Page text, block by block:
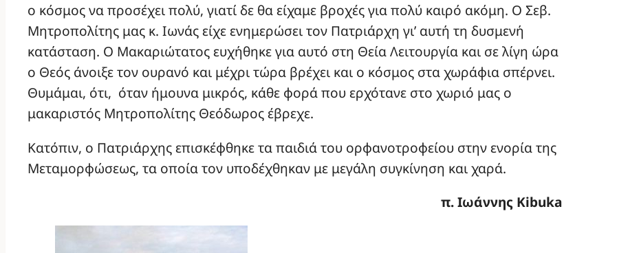
ο κόσμος να προσέχει πολύ, γιατί δε θα είχαμε βροχές για πολύ καιρό ακόμη. Ο Σεβ.
Μητροπολίτης μας κ. Ιωνάς είχε ενημερώσει τον Πατριάρχη γι’ αυτή τη δυσμενή
κατάσταση. Ο Μακαριώτατος ευχήθηκε για αυτό στη Θεία Λειτουργία και σε λίγη ώρα
ο Θεός άνοιξε τον ουρανό και μέχρι τώρα βρέχει και ο κόσμος στα χωράφια σπέρνει.
Θυμάμαι, ότι, όταν ήμουνα μικρός, κάθε φορά που ερχότανε στο χωριό μας ο
μακαριστός Μητροπολίτης Θεόδωρος έβρεχε.
Κατόπιν, ο Πατριάρχης επισκέφθηκε τα παιδιά του ορφανοτροφείου στην ενορία της
Μεταμορφώσεως, τα οποία τον υποδέχθηκαν με μεγάλη συγκίνηση και χαρά.
π. Ιωάννης Kibuka